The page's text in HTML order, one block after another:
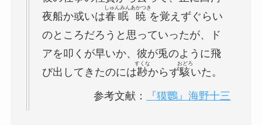
夜船か或いは春眠
しゅんみん
暁
あかつき
を覚えずぐらい
のところだろうと思っていったが、ド
アを叩くが早いか、彼が兎のように飛
び出してきたのには尠
すくな
からず駭
おどろ
いた。
参考文献： 『獏鸚』海野十三